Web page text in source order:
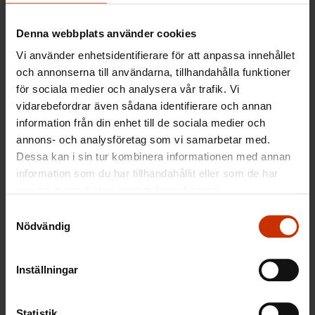
Denna webbplats använder cookies
Vi använder enhetsidentifierare för att anpassa innehållet
och annonserna till användarna, tillhandahålla funktioner
för sociala medier och analysera vår trafik. Vi
vidarebefordrar även sådana identifierare och annan
information från din enhet till de sociala medier och
annons- och analysföretag som vi samarbetar med.
Dessa kan i sin tur kombinera informationen med annan
information som du har tillhandahållit eller som de har
Nödvändig
Inställningar
Hur ska arbetstagarna få mer
inflytande över sitt eget jobb?
19.6.2018 Nyheter
Undvik dessa yrken om du är allergisk
eller lider av astma – se listan!
5.6.2018